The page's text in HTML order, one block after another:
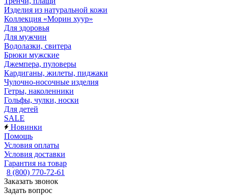
Изделия из натуральной кожи
Коллекция «Морин хуур»
Для здоровья
Для мужчин
Водолазки, свитера
Брюки мужские
Джемпера, пуловеры
Кардиганы, жилеты, пиджаки
Чулочно-носочные изделия
Гетры, наколенники
Гольфы, чулки, носки
Для детей
SALE
Новинки
Помощь
Условия оплаты
Условия доставки
Гарантия на товар
8 (800) 770-72-61
Заказать звонок
Задать вопрос